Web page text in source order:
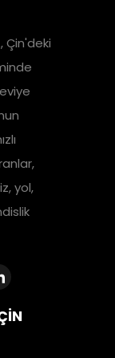
Çin'deki
yol,